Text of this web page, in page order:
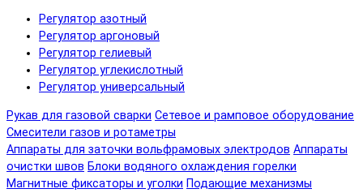
Регулятор азотный
Регулятор аргоновый
Регулятор гелиевый
Регулятор углекислотный
Регулятор универсальный
Рукав для газовой сварки Сетевое и рамповое оборудование
Смесители газов и ротаметры
Аппараты для заточки вольфрамовых электродов Аппараты
очистки швов Блоки водяного охлаждения горелки
Магнитные фиксаторы и уголки Подающие механизмы